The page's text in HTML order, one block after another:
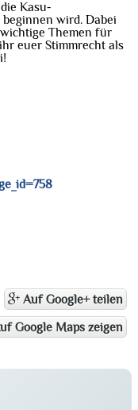
Kasu-
wird. Dabei
Themen für
euer Stimmrecht als
Auf Google+ teilen
Google Maps zeigen